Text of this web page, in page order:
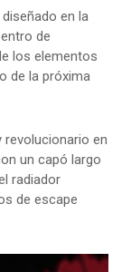
en la
de
los elementos
de la próxima
revolucionario en
un capó largo
radiador
de escape